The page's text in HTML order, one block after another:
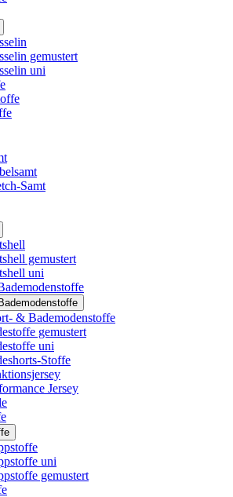
gemustert
uni
Samt
gemustert
uni
& Bademodenstoffe
gemustert
uni
Stoffe
Jersey
uni
gemustert